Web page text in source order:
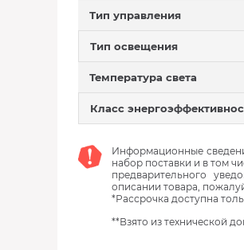
Тип управления
Тип освещения
Температура света
Класс
Информационные
набор поставки и в том
предварительного
описании товара,
*Рассрочка доступна
**Взято из технической